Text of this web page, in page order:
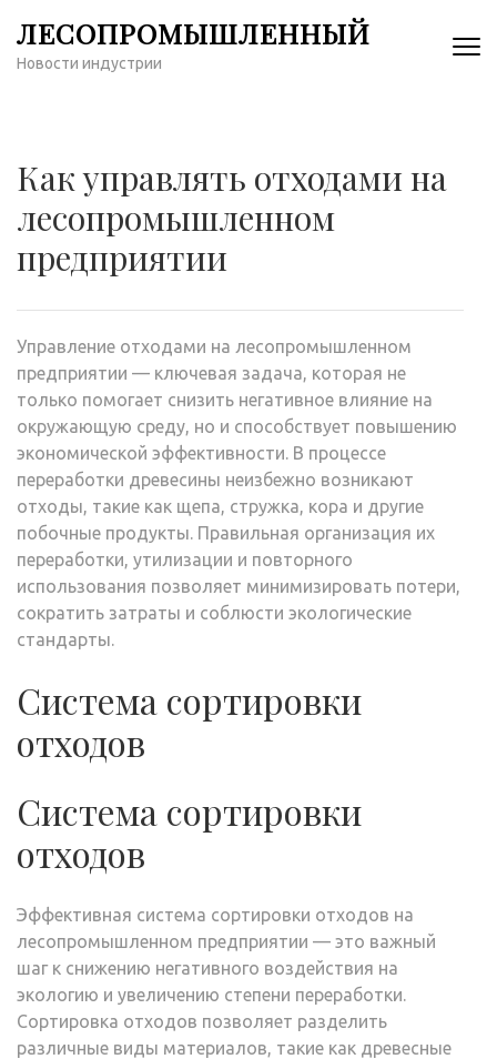
содержимому
ЛЕСОПРОМЫШЛЕННЫЙ
Новости индустрии
Как управлять отходами на
лесопромышленном
предприятии
Управление отходами на лесопромышленном
предприятии — ключевая задача, которая не
только помогает снизить негативное влияние на
окружающую среду, но и способствует повышению
экономической эффективности. В процессе
переработки древесины неизбежно возникают
отходы, такие как щепа, стружка, кора и другие
побочные продукты. Правильная организация их
переработки, утилизации и повторного
использования позволяет минимизировать потери,
сократить затраты и соблюсти экологические
стандарты.
Система сортировки
отходов
Система сортировки
отходов
Эффективная система сортировки отходов на
лесопромышленном предприятии — это важный
шаг к снижению негативного воздействия на
экологию и увеличению степени переработки.
Сортировка отходов позволяет разделить
различные виды материалов, такие как древесные